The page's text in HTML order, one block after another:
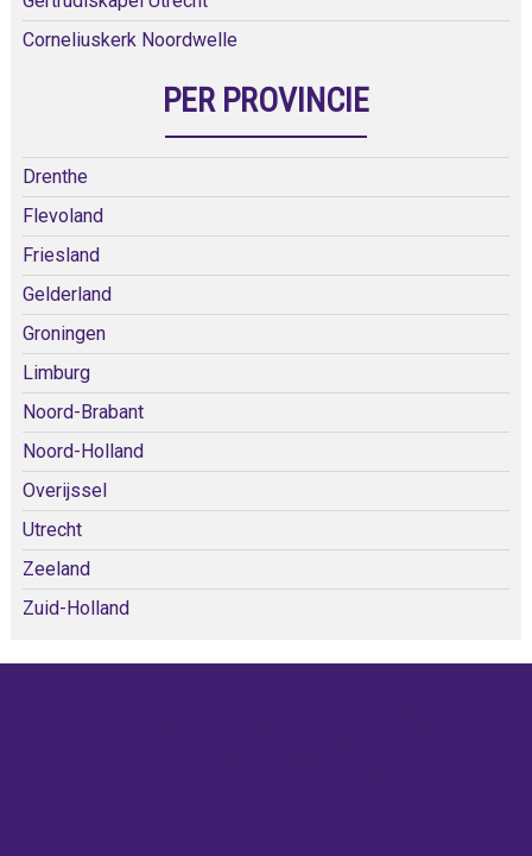
Corneliuskerk Noordwelle
PER PROVINCIE
Drenthe
Flevoland
Friesland
Gelderland
Groningen
Limburg
Noord-Brabant
Noord-Holland
Overijssel
Utrecht
Zeeland
Zuid-Holland